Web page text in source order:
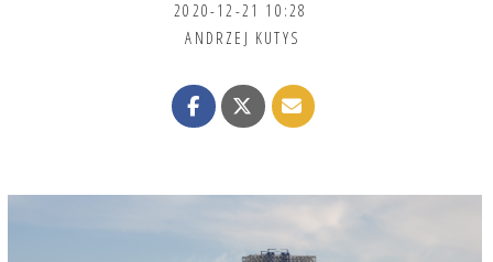
2020-12-21 10:28
ANDRZEJ KUTYS